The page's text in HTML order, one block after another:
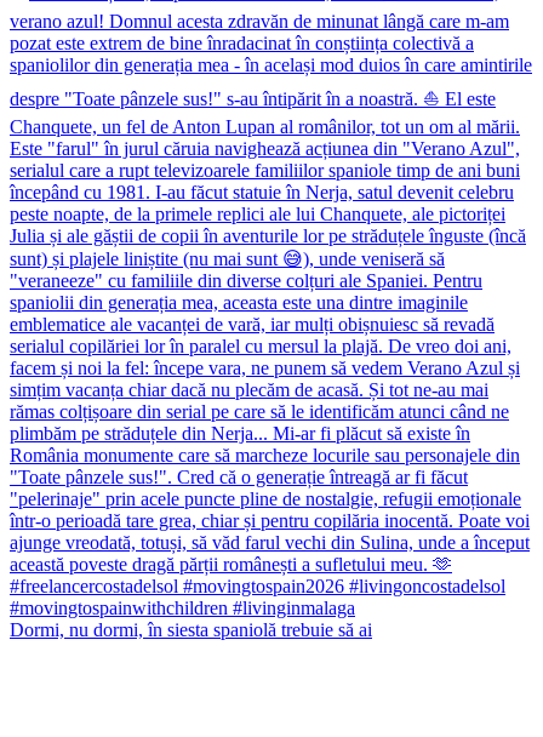
Dormi, nu dormi, în siesta spaniolă trebuie să ai